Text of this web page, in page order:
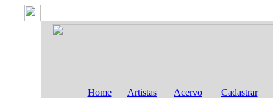
Home Artistas Acervo Cadastrar